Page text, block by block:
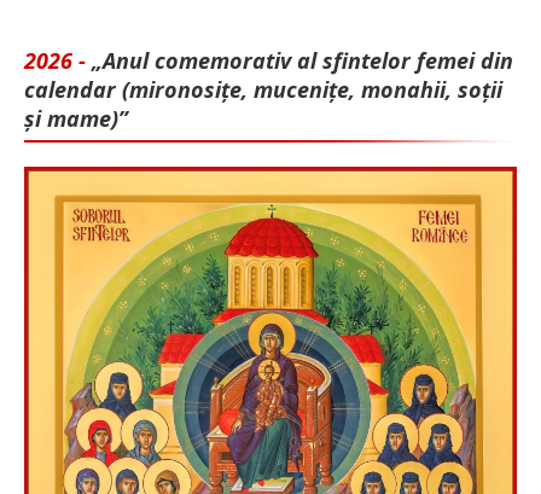
2026 - „Anul comemorativ al sfintelor femei din
calendar (mironosițe, mu­cenițe, monahii, soții
și mame)”